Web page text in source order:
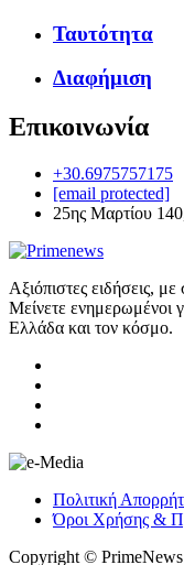
Ταυτότητα
Διαφήμιση
Επικοινωνία
+30.6975757175
[email protected]
25ης Μαρτίου
Αξιόπιστες ειδήσεις,
Μείνετε ενημερωμένοι
Ελλάδα και τον κόσμο.
Πολιτική
Όροι Χρήσης &
Copyright ©